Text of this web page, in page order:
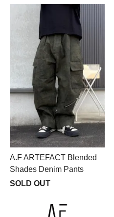
A.F ARTEFACT Blended
Shades Denim Pants
SOLD OUT